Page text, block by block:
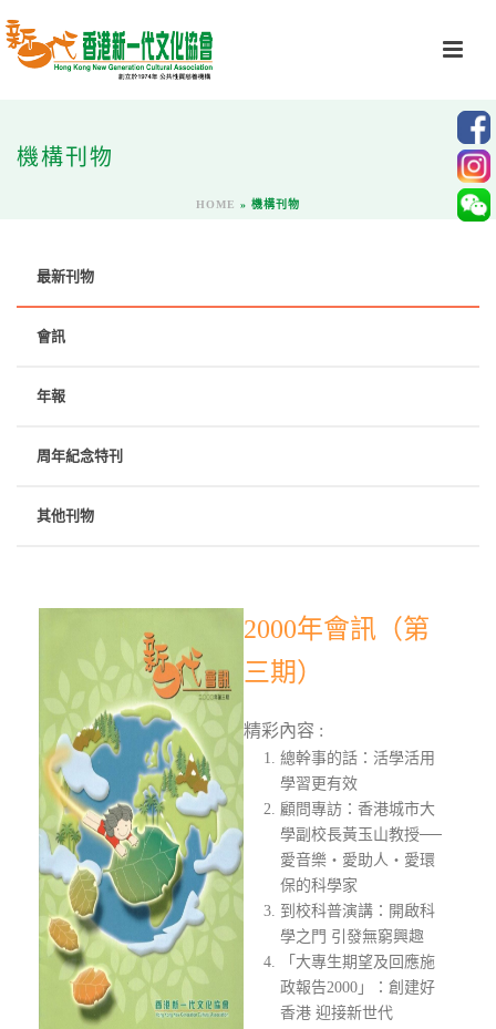
機構刊物
HOME » 機構刊物
最新刊物
會訊
年報
周年紀念特刊
其他刊物
2000年會訊（第
三期）
精彩內容 :
總幹事的話：活學活用
學習更有效
顧問專訪：香港城市大
學副校長黃玉山教授──
愛音樂‧愛助人‧愛環
保的科學家
到校科普演講：開啟科
學之門 引發無窮興趣
「大專生期望及回應施
政報告2000」：創建好
香港 迎接新世代